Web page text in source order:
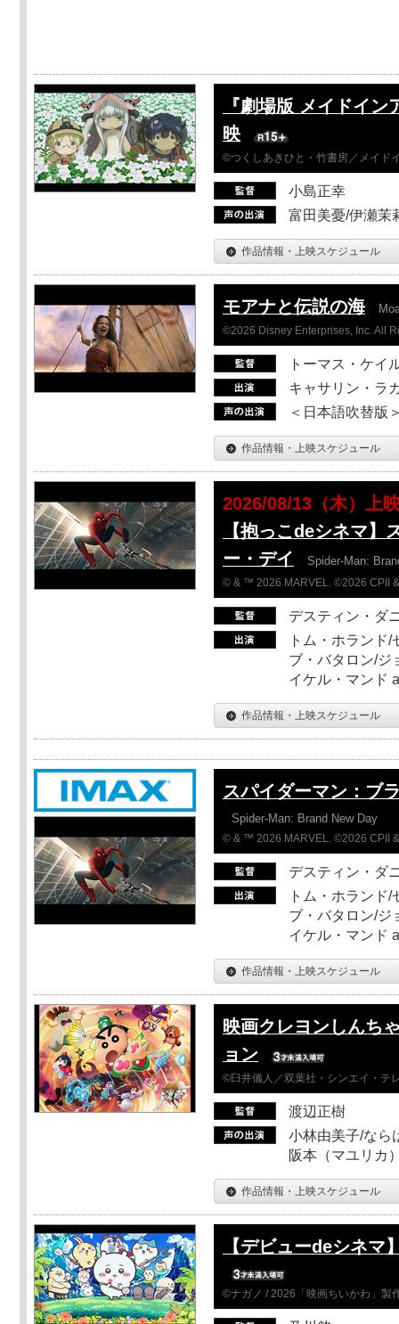
『劇場版 メイドイ
映
©つくしあきひと・竹書房／メイド
小島正幸
富田美憂/伊瀬茉
作品情報・上映スケジュール
モアナと伝説の海
©2026 Disney Enterprises, Inc. All
トーマス・ケイ
キャサリン・ラ
＜日本語吹替版
作品情報・上映スケジュール
2026/08/13（木）上
【抱っこdeシネマ】
ー・デイ
Spider-Man:
© & ™ 2026 MARVEL. ©2026 CPII
デスティン・ダ
トム・ホランド
ブ・バタロン/ジ
イケル・マンド
作品情報・上映スケジュール
スパイダーマン：ブ
Spider-Man: Brand New Day
© & ™ 2026 MARVEL. ©2026 CPII
デスティン・ダ
トム・ホランド
ブ・バタロン/ジ
イケル・マンド
作品情報・上映スケジュール
映画クレヨンしんち
ョン
©臼井儀人／双葉社・シンエイ・テ
渡辺正樹
小林由美子/なら
阪本（マユリカ
作品情報・上映スケジュール
【デビューdeシネマ
©ナガノ / 2026「映画ちいかわ」製